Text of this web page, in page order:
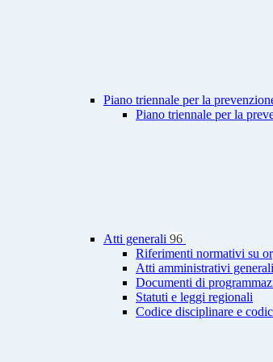
Piano triennale per la
Piano triennale per la
Atti generali 96
Riferimenti normativi su
Atti amministrativi generali
Documenti di
Statuti e leggi regionali
Codice disciplinare e